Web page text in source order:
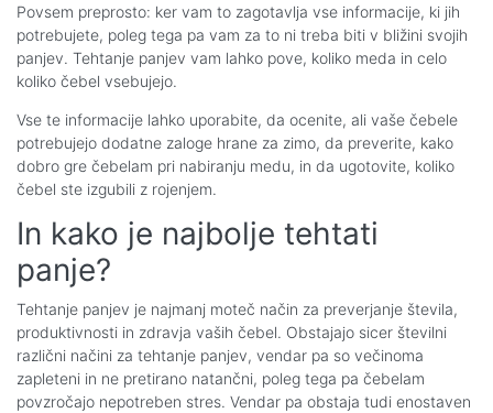
Povsem preprosto: ker vam to zagotavlja vse informacije, ki jih
potrebujete, poleg tega pa vam za to ni treba biti v bližini svojih
panjev. Tehtanje panjev vam lahko pove, koliko meda in celo
koliko čebel vsebujejo.
Vse te informacije lahko uporabite, da ocenite, ali vaše čebele
potrebujejo dodatne zaloge hrane za zimo, da preverite, kako
dobro gre čebelam pri nabiranju medu, in da ugotovite, koliko
čebel ste izgubili z rojenjem.
In kako je najbolje tehtati
panje?
Tehtanje panjev je najmanj moteč način za preverjanje števila,
produktivnosti in zdravja vaših čebel. Obstajajo sicer številni
različni načini za tehtanje panjev, vendar pa so večinoma
zapleteni in ne pretirano natančni, poleg tega pa čebelam
povzročajo nepotreben stres. Vendar pa obstaja tudi enostaven